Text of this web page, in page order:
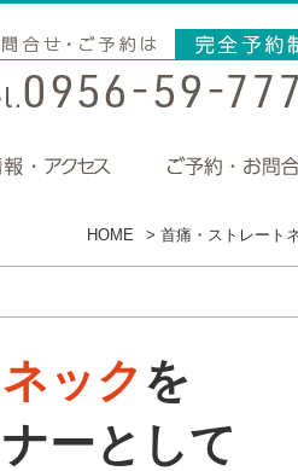
HOME > 首痛・ストレート
ック を
ーとして